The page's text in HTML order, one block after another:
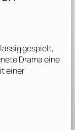
gespielt,
Drama eine
einer